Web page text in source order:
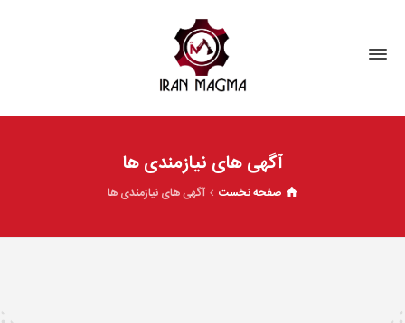
آگهی های نیازمندی ها
صفحه نخست آگهی های نیازمندی ها